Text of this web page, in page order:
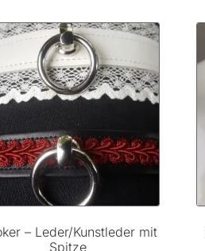
– Leder/Kunstleder mit
Spitze